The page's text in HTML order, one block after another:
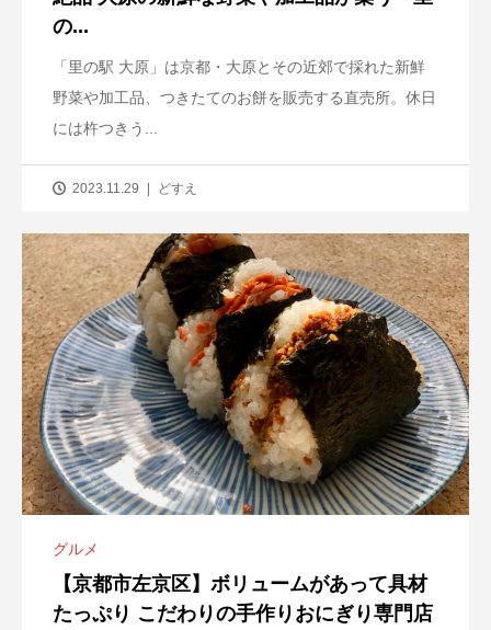
の...
「里の駅 大原」は京都・大原とその近郊で採れた新鮮
野菜や加工品、つきたてのお餅を販売する直売所。休日
には杵つきう...
2023.11.29 どすえ
グルメ
【京都市左京区】ボリュームがあって具材
たっぷり こだわりの手作りおにぎり専門店